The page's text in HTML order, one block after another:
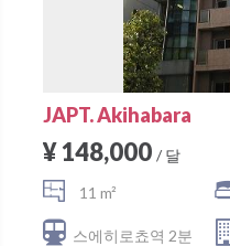
JAPT. Akihabara
¥ 148,000 / 달
11 m²
스에히로쵸역 2분